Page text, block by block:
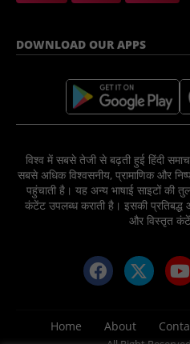
DOWNLOAD OUR APPS
विश्व में सबसे तेजी से बढ़ती हुई हिंदी
सबसे अधिक विश्वसनीय, प्रामाणिक और
पहुंचाती है। यह अन्य भाषाई साइटों की
कंटेंट उपलब्ध कराती है। इसकी प्रतिबद्ध
और विस्तृत
Home About